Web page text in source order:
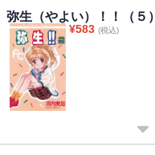
弥生（やよい）！！（５）
¥583 (税込)